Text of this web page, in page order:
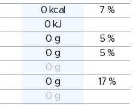
0 kcal
7 %
0 kJ
0 g
5 %
0 g
5 %
0 g
0 g
17 %
0 g